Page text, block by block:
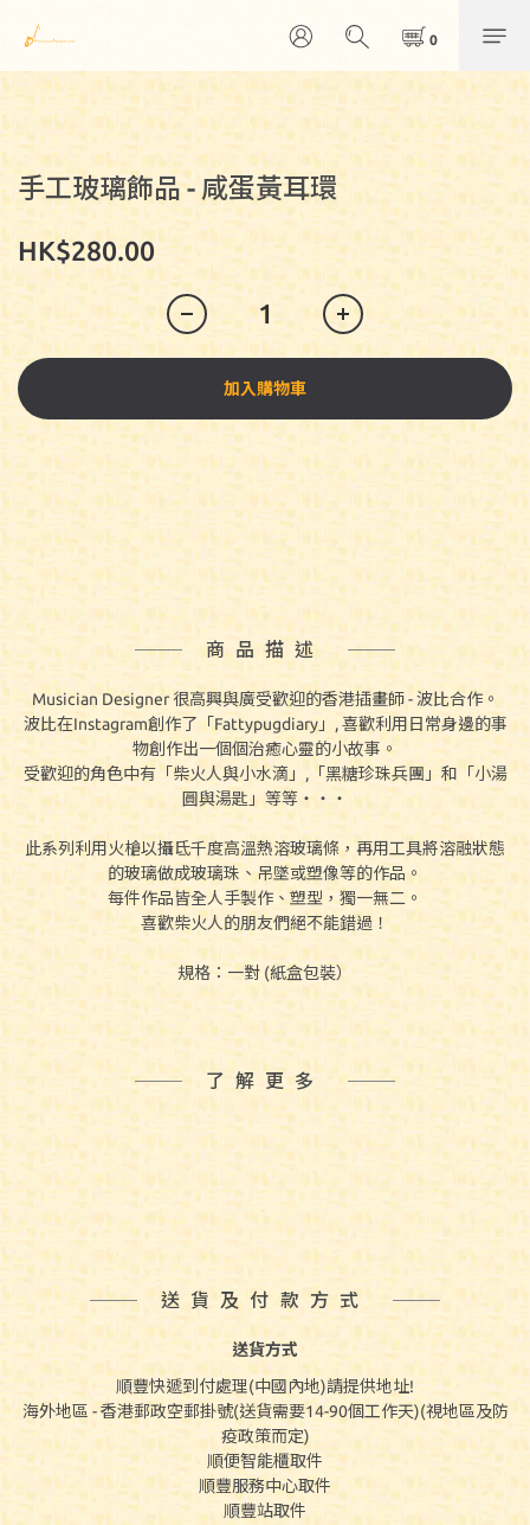
手工玻璃飾品 - 咸蛋黃耳環
HK$280.00
加入購物車
商品描述
Musician Designer 很高興與廣受歡迎的香港插畫師 - 波比合作。
波比在Instagram創作了「Fattypugdiary」, 喜歡利用日常身邊的事
物創作出一個個治癒心靈的小故事。
受歡迎的角色中有「柴火人與小水滴」,「黑糖珍珠兵團」和「小湯
圓與湯匙」等等‧‧‧
此系列 利用火槍以攝氐千度高溫熱溶玻璃條，再用工具將溶融狀態
的玻璃做成玻璃珠、吊墜或塑像等的作品。
每件作品皆全人手製作、塑型，獨一無二。
喜歡柴火人的朋友們絕不能錯過！
規格：一對 (紙盒包裝）
了解更多
送貨及付款方式
送貨方式
順豐快遞到付處理(中國內地)請提供地址!
海外地區 - 香港郵政空郵掛號(送貨需要14-90個工作天)(視地區及防
疫政策而定)
順便智能櫃取件
順豐服務中心取件
順豐站取件